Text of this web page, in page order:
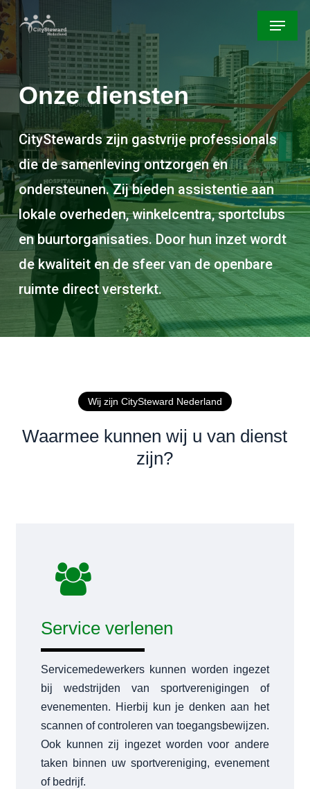
Skip
to
main
content
Menu
Onze diensten
CityStewards zijn gastvrije professionals
die de samenleving ontzorgen en
ondersteunen. Zij bieden assistentie aan
lokale overheden, winkelcentra, sportclubs
en buurtorganisaties. Door hun inzet wordt
de kwaliteit en de sfeer van de openbare
ruimte direct versterkt.
Wij zijn CitySteward Nederland
Waarmee kunnen wij u van dienst
zijn?
Service verlenen
Servicemedewerkers kunnen worden ingezet
bij wedstrijden van sportverenigingen of
evenementen. Hierbij kun je denken aan het
scannen of controleren van toegangsbewijzen.
Ook kunnen zij ingezet worden voor andere
taken binnen uw sportvereniging, evenement
of bedrijf.